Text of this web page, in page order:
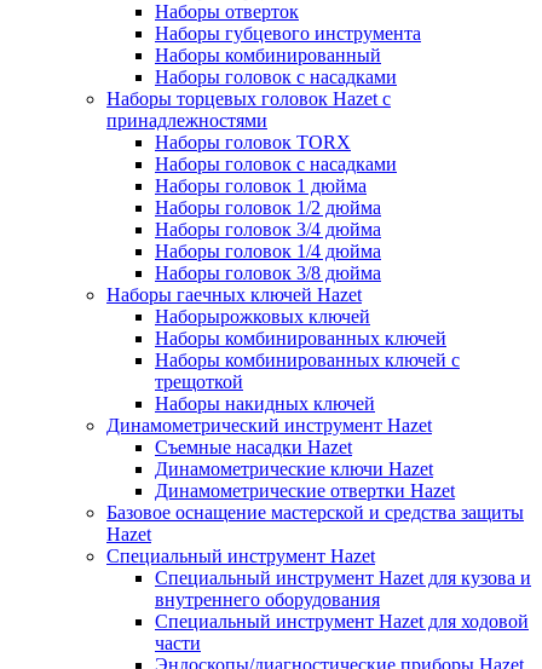
Наборы отверток
Наборы губцевого инструмента
Наборы комбинированный
Наборы головок с насадками
Наборы торцевых головок Hazet с
принадлежностями
Наборы головок TORX
Наборы головок с насадками
Наборы головок 1 дюйма
Наборы головок 1/2 дюйма
Наборы головок 3/4 дюйма
Наборы головок 1/4 дюйма
Наборы головок 3/8 дюйма
Наборы гаечных ключей Hazet
Наборырожковых ключей
Наборы комбинированных ключей
Наборы комбинированных ключей с
трещоткой
Наборы накидных ключей
Динамометрический инструмент Hazet
Съемные насадки Hazet
Динамометрические ключи Hazet
Динамометрические отвертки Hazet
Базовое оснащение мастерской и средства защиты
Hazet
Специальный инструмент Hazet
Специальный инструмент Hazet для кузова и
внутреннего оборудования
Специальный инструмент Hazet для ходовой
части
Эндоскопы/диагностические приборы Hazet